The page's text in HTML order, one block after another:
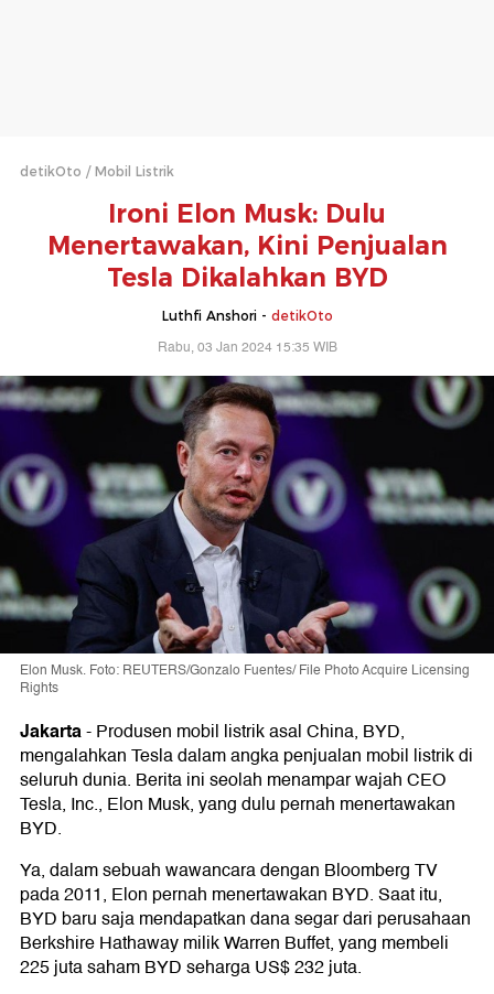
detikOto Mobil Listrik
Ironi Elon Musk: Dulu
Menertawakan, Kini Penjualan
Tesla Dikalahkan BYD
Luthfi Anshori - detikOto
Rabu, 03 Jan 2024 15:35 WIB
Elon Musk. Foto: REUTERS/Gonzalo Fuentes/ File Photo Acquire Licensing
Rights
Jakarta-Produsen mobil listrik asal China, BYD,
mengalahkan Tesla dalam angka penjualan mobil listrik di
seluruh dunia. Berita ini seolah menampar wajah CEO
Tesla, Inc., Elon Musk, yang dulu pernah menertawakan
BYD.
Ya, dalam sebuah wawancara dengan Bloomberg TV
pada 2011, Elon pernah menertawakan BYD. Saat itu,
BYD baru saja mendapatkan dana segar dari perusahaan
Berkshire Hathaway milik Warren Buffet, yang membeli
225 juta saham BYD seharga US$ 232 juta.